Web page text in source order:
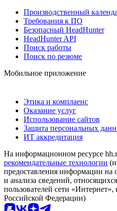
Производственный
Требования к ПО
Безопасный HeadHunter
HeadHunter API
Поиск работы
Поиск по резюме
Мобильное приложение
Этика и комплаенс
Оказание услуг
Использование сайтов
Защита персональных
ИТ аккредитация
На информационном ресурсе
рекомендательные технологии
предоставления информации на
и анализа сведений,
пользователей сети
Российской Федерации)